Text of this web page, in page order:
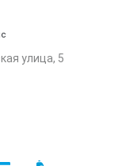
улица, 5